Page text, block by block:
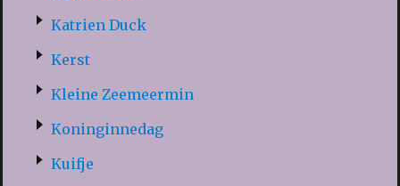
Katrien Duck
Kerst
Kleine Zeemeermin
Koninginnedag
Kuifje